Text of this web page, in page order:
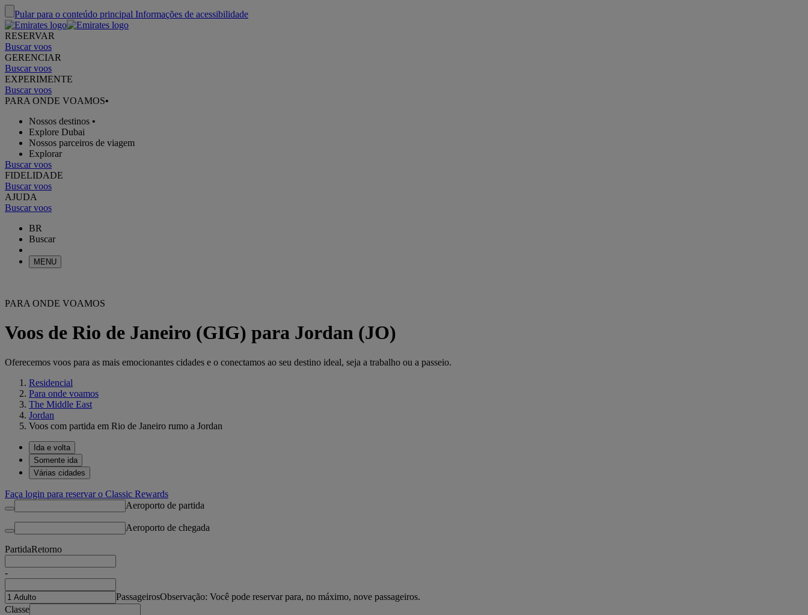
Pular para o conteúdo principal Informações de acessibilidade
RESERVAR
Buscar voos
GERENCIAR
Buscar voos
EXPERIMENTE
Buscar voos
PARA ONDE VOAMOS•
Nossos destinos •
Explore Dubai
Nossos parceiros de viagem
Explorar
Buscar voos
FIDELIDADE
Buscar voos
AJUDA
Buscar voos
BR
Buscar
MENU
PARA ONDE VOAMOS
Voos de Rio de Janeiro (GIG) para Jordan (JO)
Oferecemos voos para as mais emocionantes cidades e o conectamos ao seu destino ideal, seja a trabalho ou a passeio.
Residencial
Para onde voamos
The Middle East
Jordan
Voos com partida em Rio de Janeiro rumo a Jordan
Ida e volta
Somente ida
Várias cidades
Faça login para reservar o Classic Rewards
Aeroporto de partida
Aeroporto de chegada
PartidaRetorno
-
PassageirosObservação: Você pode reservar para, no máximo, nove passageiros.
Classe